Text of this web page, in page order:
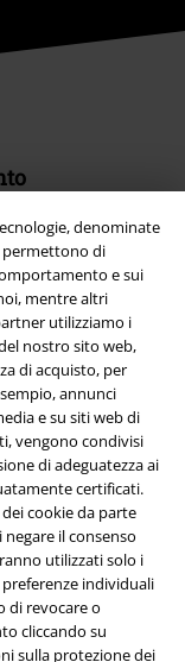
denominate
permettono di
e sui
mentre altri
utilizziamo i
nostro sito web,
di acquisto, per
annunci
e su siti web di
vengono condivisi
di adeguatezza ai
certificati.
cookie da parte
il consenso
utilizzati solo i
individuali
di revocare o
cliccando su
sulla protezione dei
Bonifico bancario